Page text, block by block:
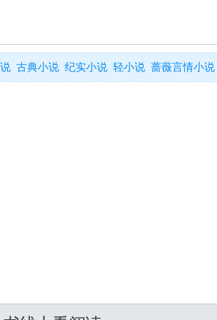
古典小说 纪实小说 轻小说 蔷薇言情小说